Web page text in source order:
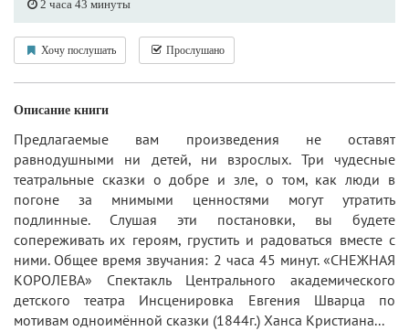
2 часа 43 минуты
Хочу послушать Прослушано
Описание книги
Предлагаемые вам произведения не оставят
равнодушными ни детей, ни взрослых. Три чудесные
театральные сказки о добре и зле, о том, как люди в
погоне за мнимыми ценностями могут утратить
подлинные. Слушая эти постановки, вы будете
сопереживать их героям, грустить и радоваться вместе с
ними. Общее время звучания: 2 часа 45 минут. «СНЕЖНАЯ
КОРОЛЕВА» Спектакль Центрального академического
детского театра Инсценировка Евгения Шварца по
мотивам одноимённой сказки (1844г.) Ханса Кристиана...